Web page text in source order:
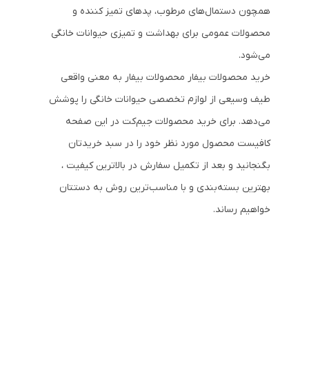
همچون دستمال‌های مرطوب، پد‌های تمیز کننده و
محصولات عمومی برای بهداشت و تمیزی حیوانات خانگی
می‌شود.
خرید محصولات بیفار محصولات بیفار به معنی واقعی
طیف وسیعی از لوازم تخصصی حیوانات خانگی را پوشش
می‌دهد. برای خرید محصولات جیم‌کت در این صفحه
کافیست محصول مورد نظر خود را در سبد خریدتان
بگنجانید و بعد از تکمیل سفارش در بالاترین کیفیت ،
بهترین بسته‌بندی و با مناسب‌ترین روش به دستتان
خواهیم رساند.